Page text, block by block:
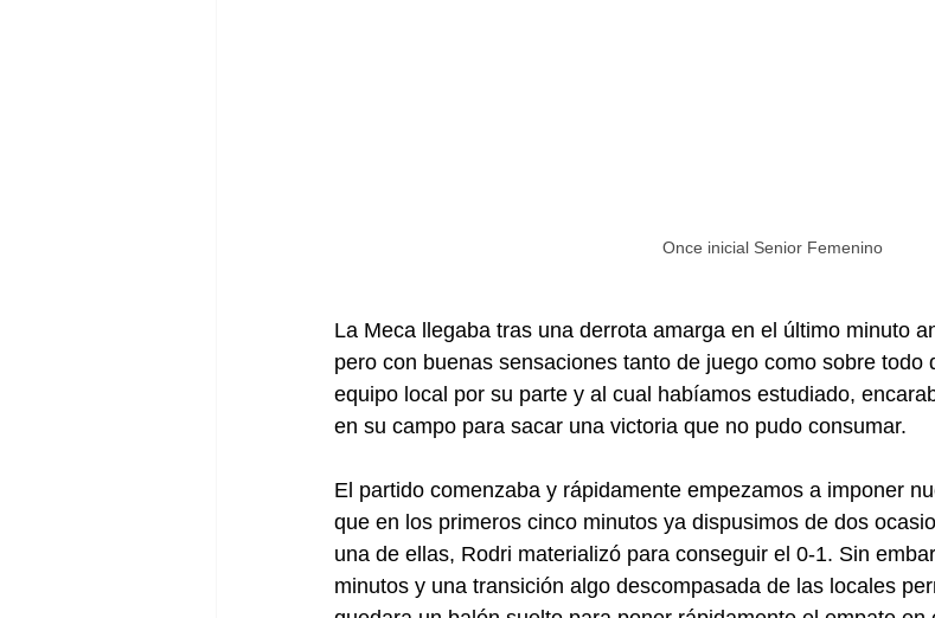
Once inicial Senior Femenino
La Meca llegaba tras una derrota amarga en el último minuto
pero con buenas sensaciones tanto de juego como sobre todo
equipo local por su parte y al cual habíamos estudiado,
en su campo para sacar una victoria que no pudo consumar.
El partido comenzaba y rápidamente empezamos a imponer
que en los primeros cinco minutos ya dispusimos de dos
una de ellas, Rodri materializó para conseguir el 0-1. Sin
minutos y una transición algo descompasada de las locales